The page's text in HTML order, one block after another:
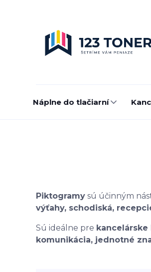
Náplne do tlačiarní
Piktogramy sú účinným
výťahy, schodiská,
Sú ideálne pre
komunikácia, jednotné